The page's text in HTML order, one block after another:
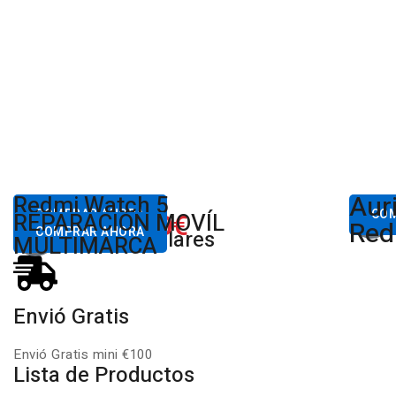
Desde80,00€
COMPRAR AHORA
Redmi Watch 5
Xiaomi
Desde650.00€
COMPRAR AHORA
REPARACIÓN MOVÍL
MULTIMARCA
Productos Populares
Envió Gratis
Envió Gratis mini €100
Lista de Productos